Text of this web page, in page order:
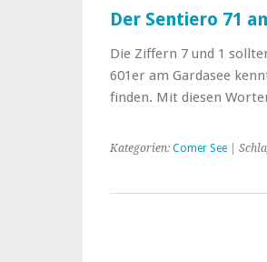
Der Sentiero 71
Die Ziffern 7 und 1
601er am Gardasee
finden. Mit diesen
Kategorien: Comer See |